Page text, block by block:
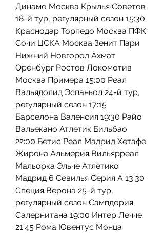
Динамо Москва Крылья Советов
18-й тур, регулярный сезон 15:30
Краснодар Торпедо Москва ПФК
Сочи ЦСКА Москва Зенит Пари
Нижний Новгород Ахмат
Оренбург Ростов Локомотив
Москва Примера 15:00 Реал
Вальядолид Эспаньол 24-й тур,
регулярный сезон 17:15
Барселона Валенсия 19:30 Райо
Вальекано Атлетик Бильбао
22:00 Бетис Реал Мадрид Хетафе
Жирона Альмерия Вильярреал
Мальорка Эльче Атлетико
Мадрид 6 Севилья Серия А 13:30
Специя Верона 25-й тур,
регулярный сезон Сампдория
Салернитана 19:00 Интер Лечче
21:45 Рома Ювентус Монца